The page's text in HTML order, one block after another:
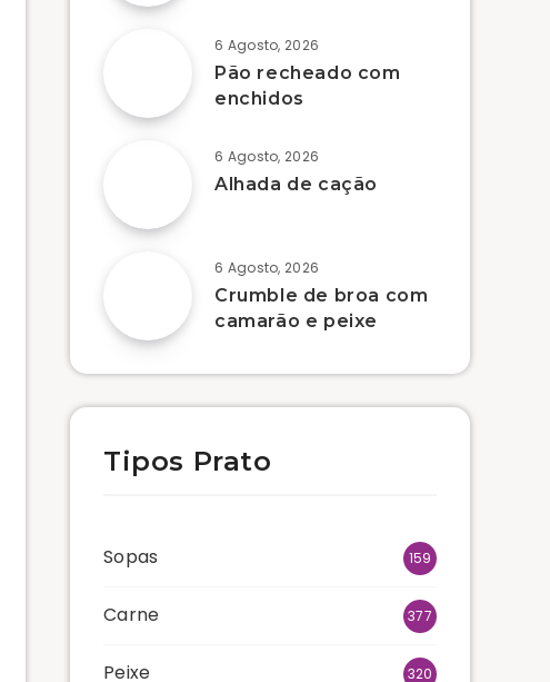
6 Agosto, 2026
Pão recheado com
enchidos
6 Agosto, 2026
Alhada de cação
6 Agosto, 2026
Crumble de broa com
camarão e peixe
Tipos Prato
Sopas 159
Carne 377
Peixe 320